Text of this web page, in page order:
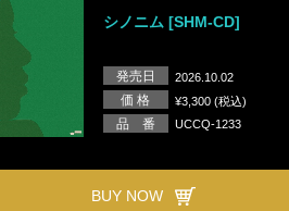
シノニム [SHM-CD]
発売日 2026.10.02
価 格 ¥3,300 (税込)
品 番 UCCQ-1233
BUY NOW